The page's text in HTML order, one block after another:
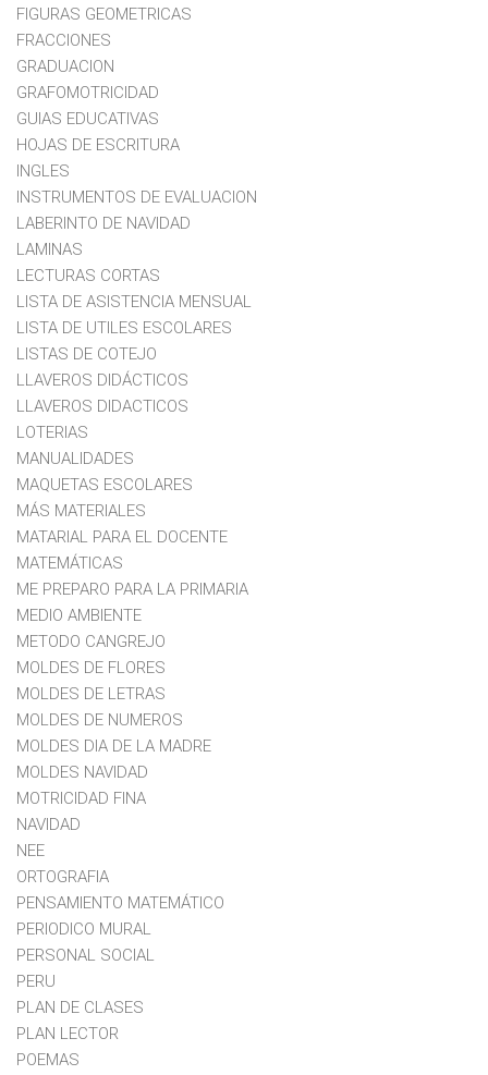
FIGURAS GEOMETRICAS
FRACCIONES
GRADUACION
GRAFOMOTRICIDAD
GUIAS EDUCATIVAS
HOJAS DE ESCRITURA
INGLES
INSTRUMENTOS DE EVALUACION
LABERINTO DE NAVIDAD
LAMINAS
LECTURAS CORTAS
LISTA DE ASISTENCIA MENSUAL
LISTA DE UTILES ESCOLARES
LISTAS DE COTEJO
LLAVEROS DIDÁCTICOS
LLAVEROS DIDACTICOS
LOTERIAS
MANUALIDADES
MAQUETAS ESCOLARES
MÁS MATERIALES
MATARIAL PARA EL DOCENTE
MATEMÁTICAS
ME PREPARO PARA LA PRIMARIA
MEDIO AMBIENTE
METODO CANGREJO
MOLDES DE FLORES
MOLDES DE LETRAS
MOLDES DE NUMEROS
MOLDES DIA DE LA MADRE
MOLDES NAVIDAD
MOTRICIDAD FINA
NAVIDAD
NEE
ORTOGRAFIA
PENSAMIENTO MATEMÁTICO
PERIODICO MURAL
PERSONAL SOCIAL
PERU
PLAN DE CLASES
PLAN LECTOR
POEMAS